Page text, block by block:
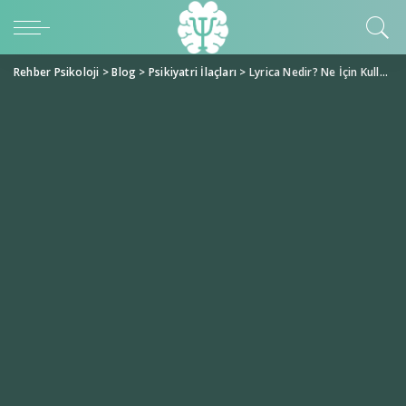
Rehber Psikoloji >Blog > Psikiyatri İlaçları > Lyrica Nedir? Ne İçin Kullanılır? Kafa Yapar Mı?